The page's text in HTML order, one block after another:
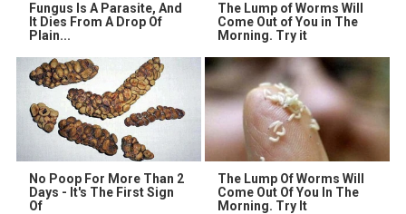
Fungus Is A Parasite, And
It Dies From A Drop Of
Plain...
The Lump of Worms Will
Come Out of You in The
Morning. Try it
No Poop For More Than 2
Days - It's The First Sign
Of
The Lump Of Worms Will
Come Out Of You In The
Morning. Try It